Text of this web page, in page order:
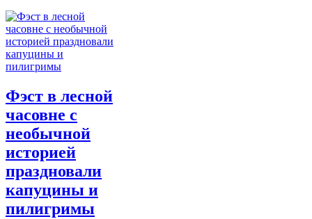
Фэст в лесной
часовне с
необычной
историей
праздновали
капуцины и
пилигримы